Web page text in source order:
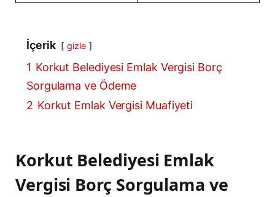
İçerik gizle
1 Korkut Belediyesi Emlak Vergisi Borç
Sorgulama ve Ödeme
2 Korkut Emlak Vergisi Muafiyeti
Korkut Belediyesi Emlak
Vergisi Borç Sorgulama ve